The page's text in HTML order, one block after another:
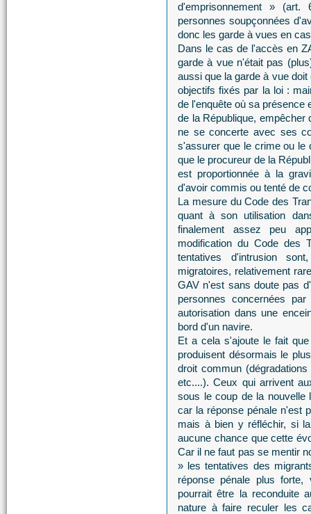
d'emprisonnement »
personnes soupçonnées
donc les garde à vues en
Dans le cas de l'accès en
garde à vue n'était pas
aussi que la garde à vue
objectifs fixés par la loi :
de l'enquête où sa présence
de la République, empêcher
ne se concerte avec ses
s'assurer que le crime ou le
que le procureur de la
est proportionnée à la
d'avoir commis ou tenté de
La mesure du Code des
quant à son utilisation
finalement assez peu
modification du Code des
tentatives d'intrusion
migratoires, relativement
GAV n'est sans doute pas
personnes concernées
autorisation dans une
bord d'un navire.
Et a cela s'ajoute le fait
produisent désormais le
droit commun
etc....). Ceux qui arrivent
sous le coup de la nouvelle
car la réponse pénale n'est
mais à bien y réfléchir, si
aucune chance que cette
Car il ne faut pas se mentir
» les tentatives des
réponse pénale plus forte,
pourrait être la reconduite
nature à faire reculer les